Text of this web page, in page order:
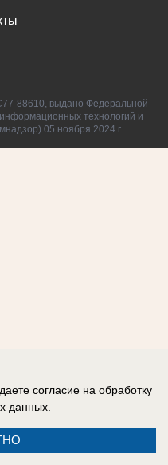
88610, выдано Федеральной
технологий и
05 ноября 2024 г.
согласие на обработку
данных.